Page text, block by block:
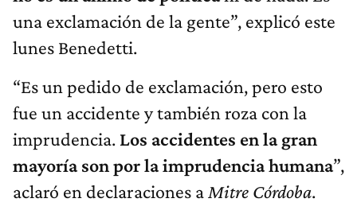
una exclamación de la gente”, explicó este
lunes Benedetti.
“Es un pedido de exclamación, pero esto
fue un accidente y también roza con la
imprudencia. Los accidentes en la gran
mayoría son por la imprudencia humana”,
aclaró en declaraciones a Mitre Córdoba.